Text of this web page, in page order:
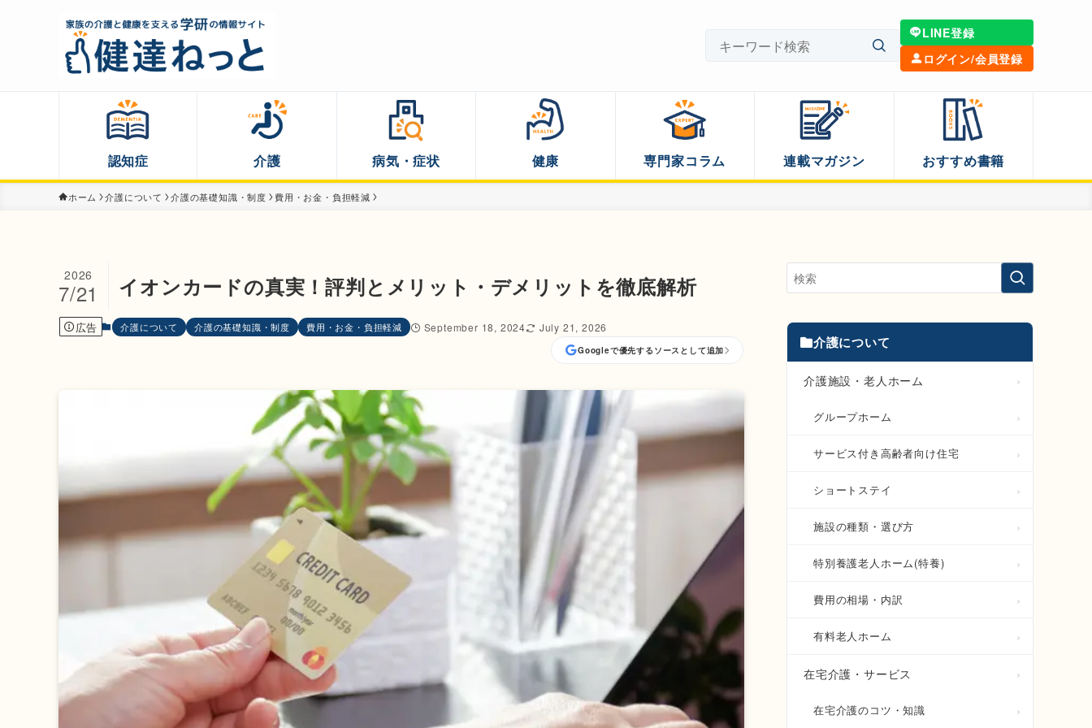
LINE登録
ログイン/会員登録
認知症 介護 病気・症状 健康 専門家コラム 連載マガジン おすすめ書籍
ホーム 介護について 介護の基礎知識・制度 費用・お金・負担軽減
イオンカードの真実！評判とメリット・デメリットを徹底解析
2026
7/21
広告 介護について 介護の基礎知識・制度 費用・お金・負担軽減 September 18, 2024 July 21, 2026
Googleで優先するソースとして追加 介護について
介護施設・老人ホーム
グループホーム
サービス付き高齢者向け住宅
ショートステイ
施設の種類・選び方
特別養護老人ホーム(特養)
費用の相場・内訳
有料老人ホーム
在宅介護・サービス
在宅介護のコツ・知識